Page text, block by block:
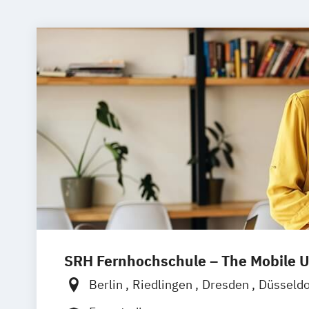
SRH Fernhochschule – The Mobile
Berlin Riedlingen Dresden
Hannover